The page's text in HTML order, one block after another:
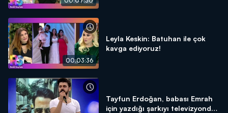
00:03:36
Leyla Keskin: Batuhan ile çok
kavga ediyoruz!
Tayfun Erdoğan, babası Emrah
için yazdığı şarkıyı televizyonda